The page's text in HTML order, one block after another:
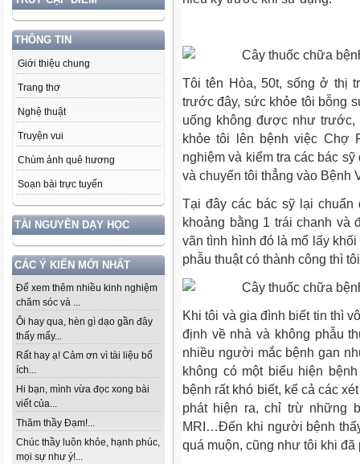
THÔNG TIN
Giới thiệu chung
Trang thơ
Nghệ thuật
Truyện vui
Chùm ảnh quê hương
Soạn bài trực tuyến
TÀI NGUYÊN DẠY HỌC
CÁC Ý KIẾN MỚI NHẤT
Để xem thêm nhiều kinh nghiệm
chăm sóc và ...
Ôi hay qua, hèn gì dạo gần đây
thấy mấy...
Rất hay ạ! Cảm ơn vì tài liệu bổ
ích...
Hi bạn, mình vừa đọc xong bài
viết của...
Thăm thầy Đạm!...
Chúc thầy luôn khỏe, hạnh phúc,
mọi sự như ý!...
Tôi tên Hòa, 50t, sống ở thị
trước đây, sức khỏe tôi bỗng
uống không được như
khỏe tôi lên bệnh việc Chợ
nghiệm và kiểm tra các bác
và chuyển tôi thẳng vào
Tại đây các bác sỹ lại
khoảng bằng 1 trái chanh
vãn tình hình đó là mổ lấy
phẫu thuật có thành công thì
Khi tôi và gia đình biết tin thì
định về nhà và không phẫu
nhiều người mắc bệnh gan
không có một biểu hiện
bệnh rất khó biết, kể cả các
phát hiện ra, chỉ trừ những
MRI…Đến khi người bệnh
quá muộn, cũng như tôi khi